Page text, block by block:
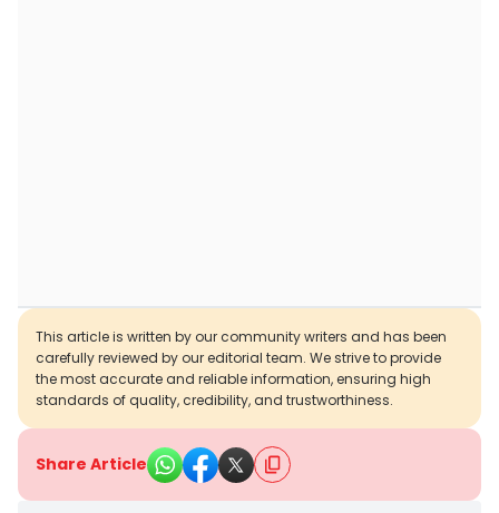
This article is written by our community writers and has been
carefully reviewed by our editorial team. We strive to provide
the most accurate and reliable information, ensuring high
standards of quality, credibility, and trustworthiness.
Share Article